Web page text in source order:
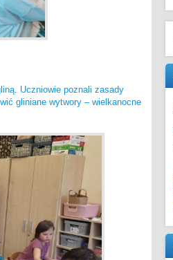
Uczniowie poznali zasady
gliniane wytwory – wielkanocne